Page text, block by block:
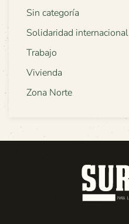
Sin categoría
Solidaridad internacional
Trabajo
Vivienda
Zona Norte